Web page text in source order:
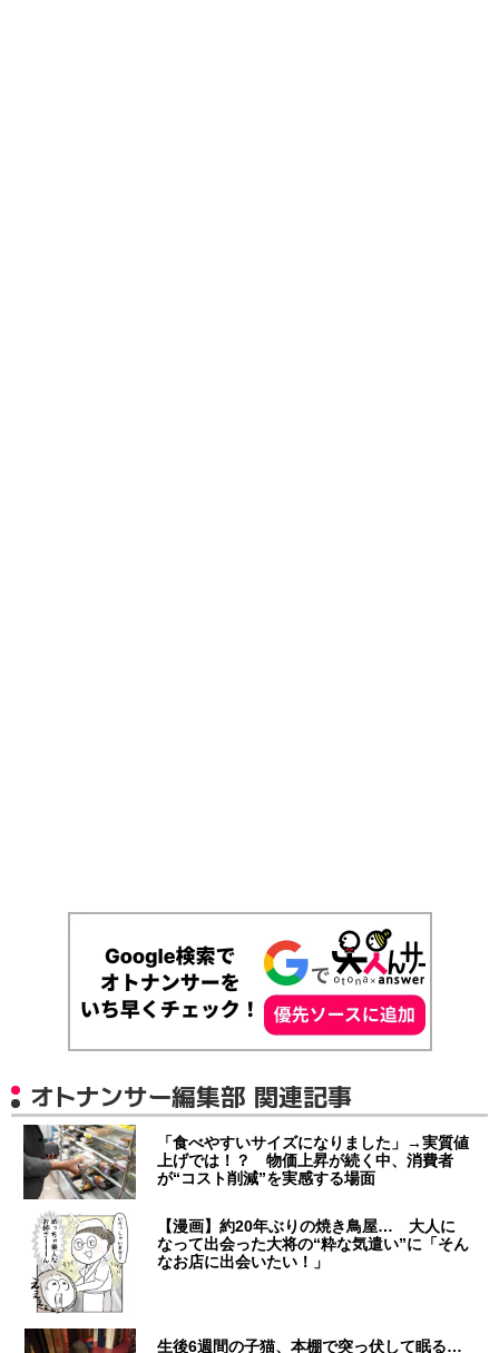
オトナンサー編集部 関連記事
「食べやすいサイズになりました」→実質値
上げでは！？ 物価上昇が続く中、消費者
が“コスト削減”を実感する場面
【漫画】約20年ぶりの焼き鳥屋… 大人に
なって出会った大将の“粋な気遣い”に「そん
なお店に出会いたい！」
生後6週間の子猫、本棚で突っ伏して眠る…